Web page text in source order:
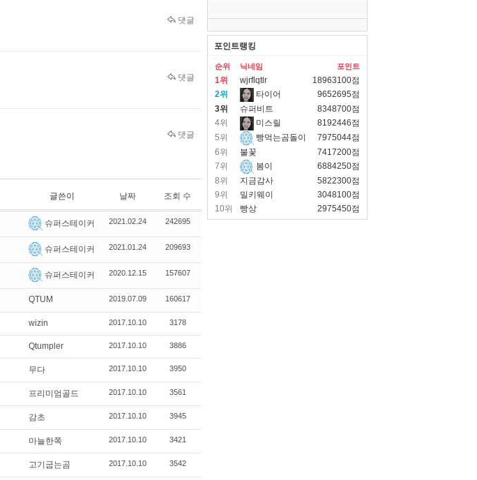
댓글
댓글
댓글
글쓴이 날짜 조회 수
슈퍼스테이커 2021.02.24 242695
슈퍼스테이커 2021.01.24 209693
슈퍼스테이커 2020.12.15 157607
QTUM 2019.07.09 160617
wizin 2017.10.10 3178
Qtumpler 2017.10.10 3886
무다 2017.10.10 3950
프리미엄골드 2017.10.10 3561
감초 2017.10.10 3945
마늘한쪽 2017.10.10 3421
고기굽는곰 2017.10.10 3542
포인트랭킹
순위 닉네임 포인트
1위 wjrflqtlr
18963100점
2위
타이어
9652695점
3위
슈퍼비트
8348700점
4위
미스릴
8192446점
5위
빵먹는곰돌이
7975044점
6위
불꽃
7417200점
7위
봄이
6884250점
8위
지금감사
5822300점
9위
밀키웨이
3048100점
10위
빵상 2975450점